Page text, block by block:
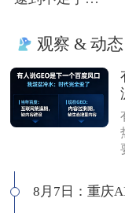
隆起像奥特曼
观察 & 动态